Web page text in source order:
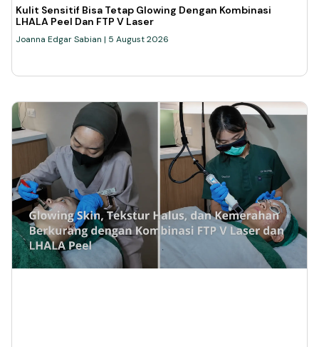
Kulit Sensitif Bisa Tetap Glowing Dengan Kombinasi
LHALA Peel Dan FTP V Laser
Joanna Edgar Sabian 5 August 2026